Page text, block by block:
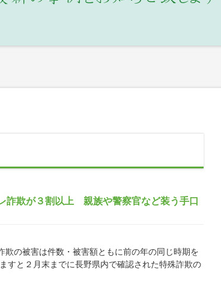
欺が３割以上 親族や警察官など装う手口
の被害は件数・被害額ともに前の年の同じ時期を
と２月末までに長野県内で確認された特殊詐欺の